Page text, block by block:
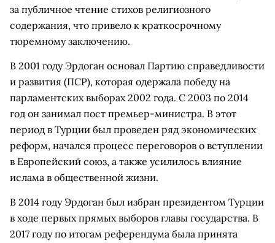
за публичное чтение стихов религиозного
содержания, что привело к краткосрочному
тюремному заключению.
В 2001 году Эрдоган основал Партию справедливости
и развития (ПСР), которая одержала победу на
парламентских выборах 2002 года. С 2003 по 2014
год он занимал пост премьер-министра. В этот
период в Турции был проведен ряд экономических
реформ, начался процесс переговоров о вступлении
в Европейский союз, а также усилилось влияние
ислама в общественной жизни.
В 2014 году Эрдоган был избран президентом Турции
в ходе первых прямых выборов главы государства. В
2017 году по итогам референдума была принята